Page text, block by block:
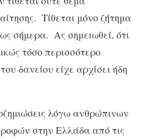
Τίθεται μόνο ζήτημα
σήμερα. Ας σημειωθεί, ότι
τόσο περισσότερο
δανείου είχε αρχίσει ήδη
λόγω ανθρώπινων
στην Ελλάδα από τις